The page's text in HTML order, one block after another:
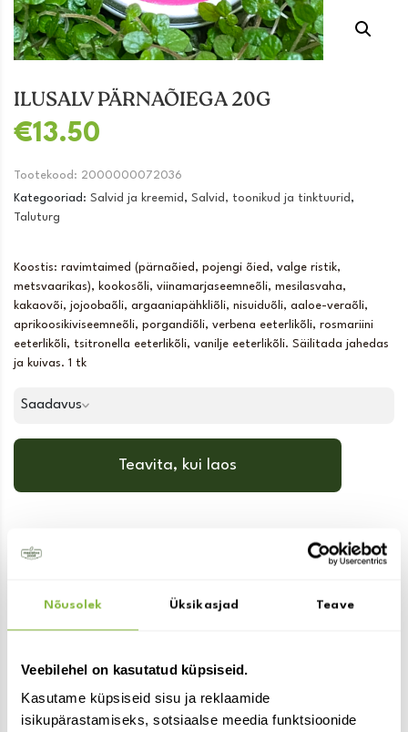
Nõusolek Üksikasjad Teave
Veebilehel on kasutatud küpsiseid.
Kasutame küpsiseid sisu ja reklaamide
isikupärastamiseks, sotsiaalse meedia funktsioonide
ILUSALV PÄRNAÕIEGA 20G
€13.50
Tootekood: 2000000072036
Kategooriad: Salvid ja kreemid , Salvid, toonikud ja tinktuurid ,
Taluturg
Koostis: ravimtaimed (pärnaõied, pojengi õied, valge ristik,
metsvaarikas), kookosõli, viinamarjaseemneõli, mesilasvaha,
kakaovõi, jojoobaõli, argaaniapähkliõli, nisuiduõli, aaloe-veraõli,
aprikoosikiviseemneõli, porgandiõli, verbena eeterlikõli, rosmariini
eeterlikõli, tsitronella eeterlikõli, vanilje eeterlikõli. Säilitada jahedas
ja kuivas. 1 tk
Saadavus
Teavita, kui laos